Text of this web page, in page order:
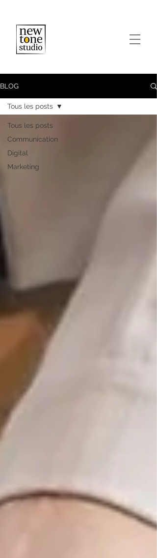
BLOG
Tous les posts
Communication
Digital
Marketing
Tous les posts